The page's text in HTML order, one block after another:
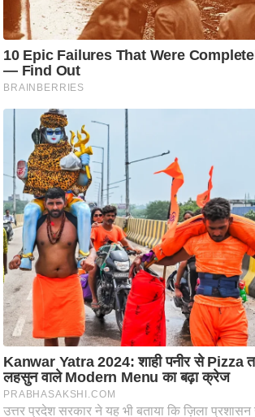
ले
श
न
शि
प
नी
ति
वि
श्ले
ष
ण
स
म
सा
म
यि
क